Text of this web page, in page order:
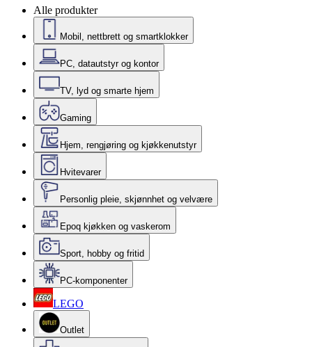
Alle produkter
Mobil, nettbrett og smartklokker
PC, datautstyr og kontor
TV, lyd og smarte hjem
Gaming
Hjem, rengjøring og kjøkkenutstyr
Hvitevarer
Personlig pleie, skjønnhet og velvære
Epoq kjøkken og vaskerom
Sport, hobby og fritid
PC-komponenter
LEGO
Outlet